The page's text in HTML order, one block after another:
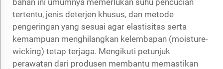
tertentu, jenis deterjen khusus, dan metode
pengeringan yang sesuai agar elastisitas serta
kemampuan menghilangkan kelembapan (moisture-
wicking) tetap terjaga. Mengikuti petunjuk
perawatan dari produsen membantu memastikan